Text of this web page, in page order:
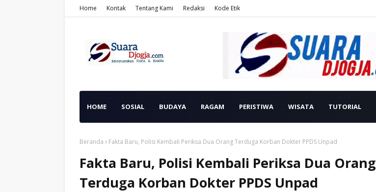
Home Kontak Tentang Kami Redaksi Kode Etik
HOME SOSIAL BUDAYA RAGAM PERISTIWA WISATA TUTORIAL
Beranda Fakta Baru, Polisi Kembali Periksa Dua Orang Terduga Korban Dokter PPDS Unpad
Fakta Baru, Polisi Kembali Periksa Dua Orang
Terduga Korban Dokter PPDS Unpad